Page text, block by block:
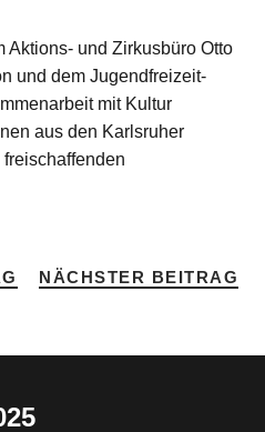
Aktions- und Zirkusbüro Otto
und dem Jugendfreizeit-
mit Kultur
aus den Karlsruher
NÄCHSTER BEITRAG